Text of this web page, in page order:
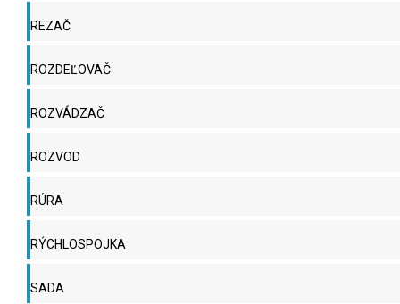
REZAČ
ROZDEĽOVAČ
ROZVÁDZAČ
ROZVOD
RÚRA
RÝCHLOSPOJKA
SADA